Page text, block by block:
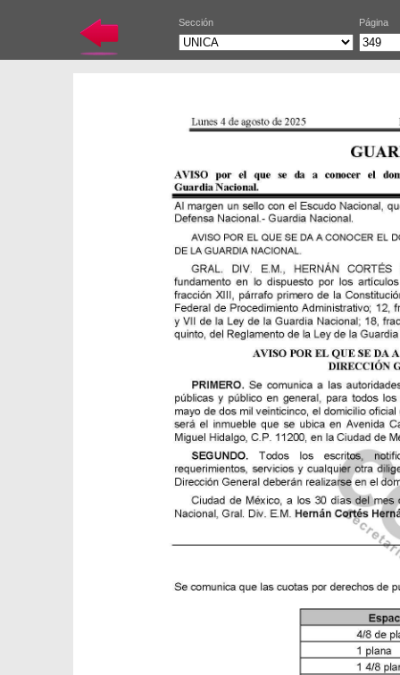
Sección Página